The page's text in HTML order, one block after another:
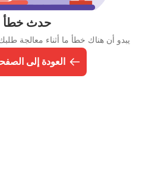
حدث خطأ
يبدو أن هناك خطأ ما أثناء معالجة
العودة إلى